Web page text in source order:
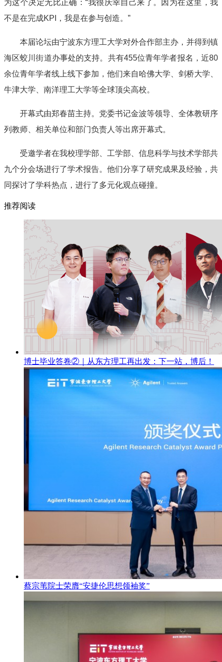
为这个决定无比正确：“我很庆幸自己来了。因为在这里，我
不是在完成KPI，我是在参与创造。”
本届论坛由宁波东方理工大学对外合作部主办，并得到镇
海区蛟川街道办事处的支持。共有455位青年学者报名，近80
余位青年学者线上线下参加，他们来自哈佛大学、剑桥大学、
牛津大学、南洋理工大学等全球顶尖高校。
开幕式由郑春苗主持。党委书记金波等领导、全体教研序
列教师、相关单位和部门负责人等出席开幕式。
受邀学者在我校理学部、工学部、信息科学与技术学部共
九个分会场进行了学术报告。他们分享了研究成果及经验，共
同探讨了学科热点，进行了多元化观点碰撞。
推荐阅读
博士毕业答卷②｜从东方理工再出发：下一站，博后！
蔡宗苇院士荣膺“安捷伦思想领袖奖”